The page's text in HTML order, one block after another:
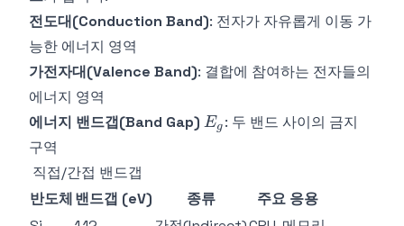
전도대(Conduction Band): 전자가 자유롭게 이동 가
능한 에너지 영역
가전자대(Valence Band): 결합에 참여하는 전자들의
에너지 영역
에너지 밴드갭(Band Gap) E_g
Eg : 두 밴드 사이의 금지
구역
직접/간접 밴드갭
반도체 밴드갭 (eV) 종류
주요 응용